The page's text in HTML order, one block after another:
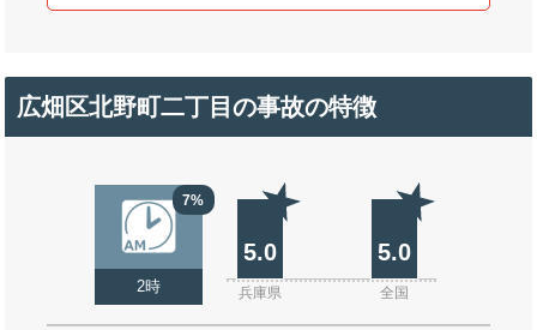
広畑区北野町二丁目の事故の特徴
7%
2時
5.0 5.0
兵庫県 全国